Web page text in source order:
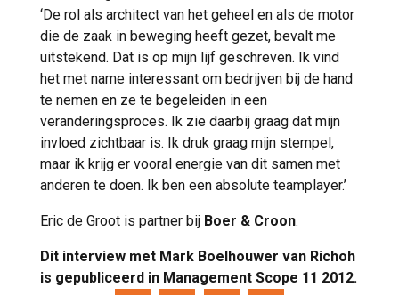
‘De rol als architect van het geheel en als de motor
die de zaak in beweging heeft gezet, bevalt me
uitstekend. Dat is op mijn lijf geschreven. Ik vind
het met name interessant om bedrijven bij de hand
te nemen en ze te begeleiden in een
veranderingsproces. Ik zie daarbij graag dat mijn
invloed zichtbaar is. Ik druk graag mijn stempel,
maar ik krijg er vooral energie van dit samen met
anderen te doen. Ik ben een absolute teamplayer.’
Eric de Groot is partner bij Boer & Croon.
Dit interview met Mark Boelhouwer van Richoh
is gepubliceerd in Management Scope 11 2012.